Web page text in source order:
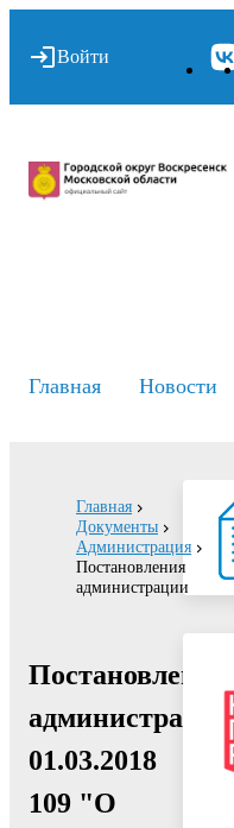
Войти
Главная Новости
Главная
Документы
Администрация
Постановления
администрации
Постановление
администрации
01.03.2018
109 "О